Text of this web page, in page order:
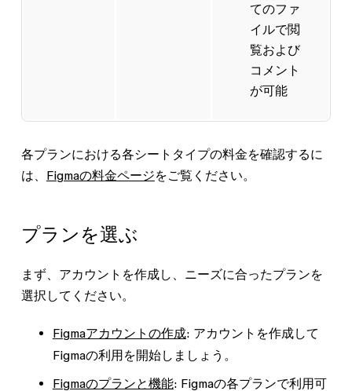
てのファ
イルで閲
覧および
コメント
が可能
各プランにおける各シートタイプの料金を確認するに
は、 Figmaの料金ページをご覧ください。
プランを選ぶ
まず、アカウントを作成し、ニーズに合ったプランを
選択してください。
Figmaアカウントの作成: アカウントを作成して
Figmaの利用を開始しましょう。
Figmaのプランと機能: Figmaの各プランで利用可